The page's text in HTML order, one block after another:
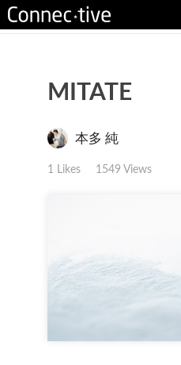
MITATE
本多 純
1 Likes 1549 Views